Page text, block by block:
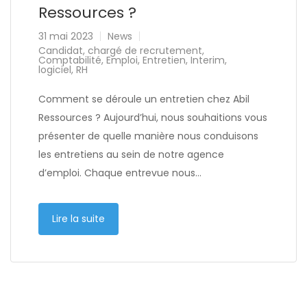
Ressources ?
31 mai 2023
News
Candidat, chargé de recrutement,
Comptabilité, Emploi, Entretien, Interim,
logiciel, RH
Comment se déroule un entretien chez Abil
Ressources ? Aujourd’hui, nous souhaitions vous
présenter de quelle manière nous conduisons
les entretiens au sein de notre agence
d’emploi. Chaque entrevue nous…
Lire la suite